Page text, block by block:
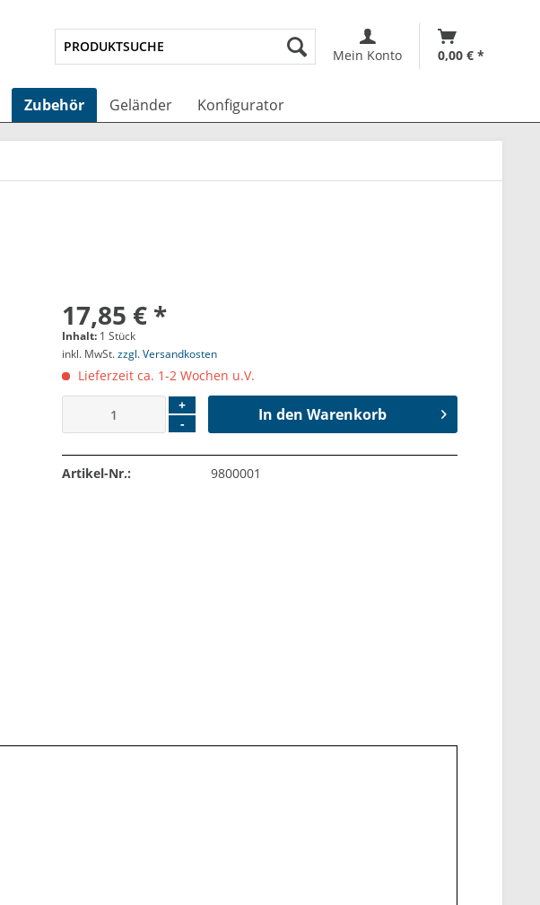
Mein Konto 0,00 € *
Zubehör Geländer Konfigurator
17,85 € *
Inhalt: 1 Stück
inkl. MwSt.zzgl. Versandkosten
Lieferzeit ca. 1-2 Wochen u.V.
+
-
In den Warenkorb
Artikel-Nr.: 9800001